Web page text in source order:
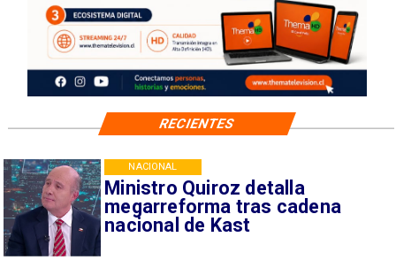
Ministro Quiroz detalla
megarreforma tras cadena
nacional de Kast
NACIONAL
RECIENTES